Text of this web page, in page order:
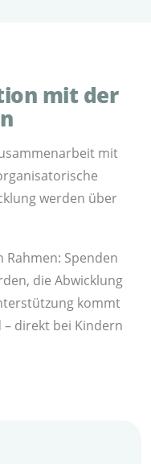
mit der
mit
werden über
Rahmen: Spenden
die Abwicklung
kommt
direkt bei Kindern